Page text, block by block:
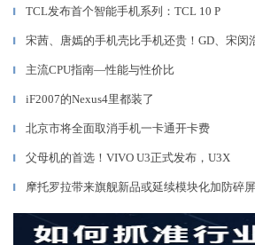
▎ TCL发布首个智能手机系列：TCL 10 P
▎ 宋茜、唐嫣的手机壳比手机还贵！GD、宋闵
▎ 主流CPU指南—性能与性价比
▎ iF2007的Nexus4里都装了
▎ 北京市将全面取消手机一卡通开卡费
▎ 父母机的首选！VIVO U3正式发布，U3X
▎ 摩托罗拉带来旗舰新品或延续模块化加防碎屏